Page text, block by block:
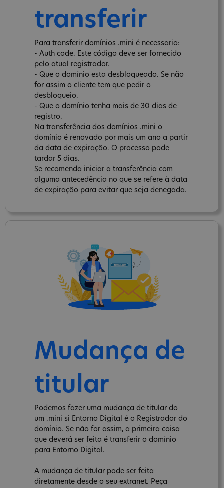
transferir
Para transferir domínios .mini é necessario:
- Auth code. Este código deve ser fornecido
pelo atual registrador.
- Que o domínio esta desbloqueado. Se não
for assim o cliente tem que pedir o
desbloqueio.
- Que o domínio tenha mais de 30 dias de
registro.
Na transferência dos domínios .mini o
domínio é renovado por mais um ano a partir
da data de expiração. O processo pode
tardar 5 dias.
Se recomenda iniciar a transferência com
alguma antecedência no que se refere à data
de expiração para evitar que seja denegada.
Mudança de
titular
Podemos fazer uma mudança de titular do
um .mini si Entorno Digital é o Registrador do
domínio. Se não for assim, a primeira coisa
que deverá ser feita é transferir o domínio
para Entorno Digital.
A mudança de titular pode ser feita
diretamente desde o seu extranet. Peça